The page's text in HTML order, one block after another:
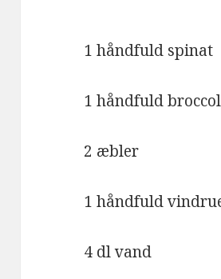
1 håndfuld spinat
1 håndfuld
2 æbler
1 håndfuld
4 dl vand